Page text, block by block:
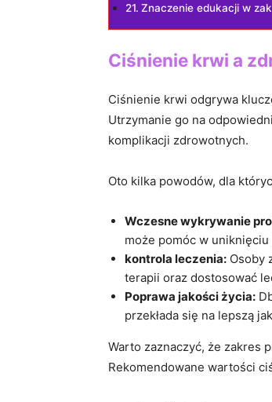
Znaczenie ⁣edukacji w
Ciśnienie krwi a
Ciśnienie krwi odgrywa
Utrzymanie go na
komplikacji zdrowotnych.
Oto kilka​ powodów, dla
Wczesne wykrywanie
może pomóc w
kontrola leczenia: Osoby
terapii oraz ‍dostosować
Poprawa jakości życia:
przekłada się na lepszą
Warto zaznaczyć, że zakres
Rekomendowane wartości